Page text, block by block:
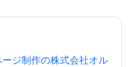
ジ制作の株式会社オル